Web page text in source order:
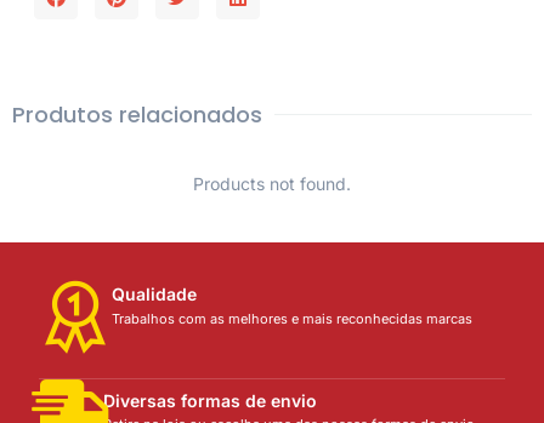
Produtos relacionados
Products not found.
Qualidade
Trabalhos com as melhores e mais reconhecidas marcas
Diversas formas de envio